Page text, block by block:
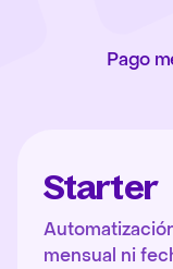
Pago
Starter
mensual ni